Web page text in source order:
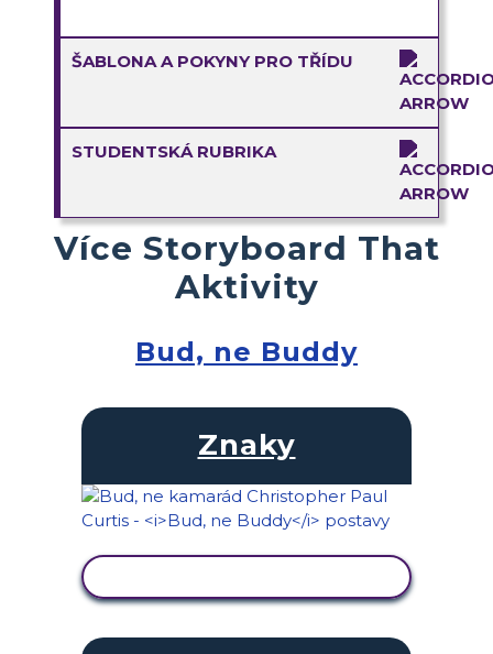
ŠABLONA A POKYNY PRO TŘÍDU
STUDENTSKÁ RUBRIKA
Více Storyboard That
Aktivity
Bud, ne Buddy
Znaky